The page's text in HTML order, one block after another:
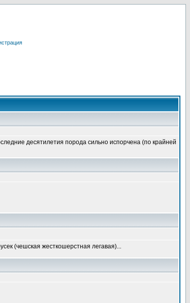
десятилетия порода сильно испорчена (по крайней
(чешская жесткошерстная легавая)...